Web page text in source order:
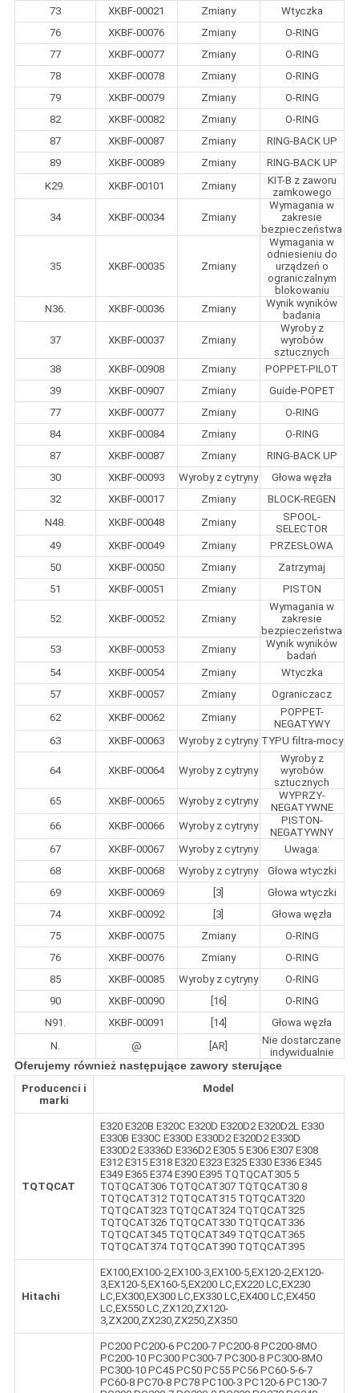
73 XKBF-00021 Zmiany
Wtyczka
76
XKBF-00076 Zmiany
O-RING
77
XKBF-00077 Zmiany
O-RING
78
XKBF-00078 Zmiany
O-RING
79
XKBF-00079 Zmiany
O-RING
82
XKBF-00082 Zmiany
O-RING
87
XKBF-00087 Zmiany
RING-BACK UP
89
XKBF-00089 Zmiany
RING-BACK UP
K29.
XKBF-00101 Zmiany
KIT-B z zaworu
zamkowego
34 XKBF-00034 Zmiany
Wymagania w
zakresie
bezpieczeństwa
35 XKBF-00035 Zmiany
Wymagania w
odniesieniu do
urządzeń o
ograniczalnym
blokowaniu
N36.
XKBF-00036 Zmiany
Wynik wyników
badania
37 XKBF-00037 Zmiany
Wyroby z
wyrobów
sztucznych
38
XKBF-00908 Zmiany
POPPET-PILOT
39
XKBF-00907 Zmiany
Guide-POPET
77
XKBF-00077 Zmiany
O-RING
84
XKBF-00084 Zmiany
O-RING
87
XKBF-00087 Zmiany
RING-BACK UP
30
XKBF-00093 Wyroby z cytryny
Głowa węzła
32
XKBF-00017 Zmiany
BLOCK-REGEN
N48.
XKBF-00048 Zmiany
SPOOL-
SELECTOR
49
XKBF-00049 Zmiany
PRZESŁOWA
50
XKBF-00050 Zmiany
Zatrzymaj
51
XKBF-00051 Zmiany PISTON
52 XKBF-00052 Zmiany
Wymagania w
zakresie
bezpieczeństwa
53
XKBF-00053 Zmiany
Wynik wyników
badań
54
XKBF-00054 Zmiany
Wtyczka
57
XKBF-00057 Zmiany
Ograniczacz
62
XKBF-00062 Zmiany
POPPET-
NEGATYWY
63
XKBF-00063 Wyroby z cytryny TYPU filtra-mocy
64 XKBF-00064 Wyroby z cytryny
Wyroby z
wyrobów
sztucznych
65
XKBF-00065 Wyroby z cytryny
WYPRZY-
NEGATYWNE
66
XKBF-00066 Wyroby z cytryny
PISTON-
NEGATYWNY
67
XKBF-00067 Wyroby z cytryny
Uwaga:
68
XKBF-00068 Wyroby z cytryny
Głowa wtyczki
69
XKBF-00069 [3]
Głowa wtyczki
74
XKBF-00092 [3]
Głowa węzła
75
XKBF-00075 Zmiany
O-RING
76
XKBF-00076 Zmiany
O-RING
85
XKBF-00085 Wyroby z cytryny
O-RING
90
XKBF-00090 [16]
O-RING
N91.
XKBF-00091 [14]
Głowa węzła
N.
@ [AR]
Nie dostarczane
indywidualnie
Oferujemy również następujące zawory sterujące
Producenci i
marki
Model
TQTQCAT
E320 E320B E320C E320D E320D2 E320D2L E330
E330B E330C E330D E330D2 E320D2 E330D
E330D2 E3336D E336D2 E305.5 E306 E307 E308
E312 E315 E318 E320 E323 E325 E330 E336 E345
E349 E365 E374 E390 E395 TQTQCAT305.5
TQTQCAT306 TQTQCAT307 TQTQCAT30 8
TQTQCAT312 TQTQCAT315 TQTQCAT320
TQTQCAT323 TQTQCAT324 TQTQCAT325
TQTQCAT326 TQTQCAT330 TQTQCAT336
TQTQCAT345 TQTQCAT349 TQTQCAT365
TQTQCAT374 TQTQCAT390 TQTQCAT395
Hitachi
EX100,EX100-2,EX100-3,EX100-5,EX120-2,EX120-
3,EX120-5,EX160-5,EX200 LC,EX220 LC,EX230
LC,EX300,EX300 LC,EX330 LC,EX400 LC,EX450
LC,EX550 LC,ZX120,ZX120-
3,ZX200,ZX230,ZX250,ZX350
PC200 PC200-6 PC200-7 PC200-8 PC200-8MO
PC200-10 PC300 PC300-7 PC300-8 PC300-8MO
PC300-10 PC45 PC50 PC55 PC56 PC60-5-6-7
PC60-8 PC70-8 PC78 PC100-3 PC120-6 PC130-7